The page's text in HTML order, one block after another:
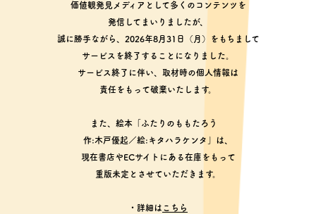
価値観発見メディアとして多くのコンテンツを
発信してまいりましたが、
誠に勝手ながら、2026年8月31日（月）をもちまして
サービスを終了することになりました。
サービス終了に伴い、取材時の個人情報は
責任をもって破棄いたします。
また、絵本「ふたりのももたろう
作:木戸優起／絵:キタハラケンタ」は、
現在書店やECサイトにある在庫をもって
重版未定とさせていただきます。
・詳細は こちら